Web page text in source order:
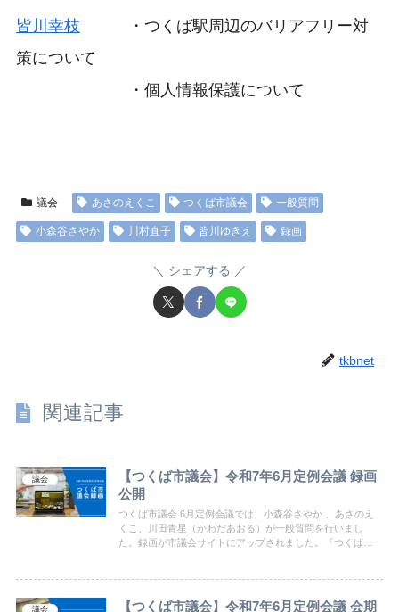
皆川幸枝 ・つくば駅周辺のバリアフリー対
策について
・個人情報保護について
議会 あさのえくこ つくば市議会 一般質問
小森谷さやか 川村直子 皆川ゆきえ 録画
シェアする
tkbnet
関連記事
議会
【つくば市議会】令和7年6月定例会議 録画
公開
つくば市議会 6月定例会議では、小森谷さやか 、あさのえ
くこ、川田青星（かわだあおる）が一般質問を行いまし
た。録画が市議会サイトにアップされました。『つくば・
議会 【つくば市議会】令和7年6月定例会議 会期